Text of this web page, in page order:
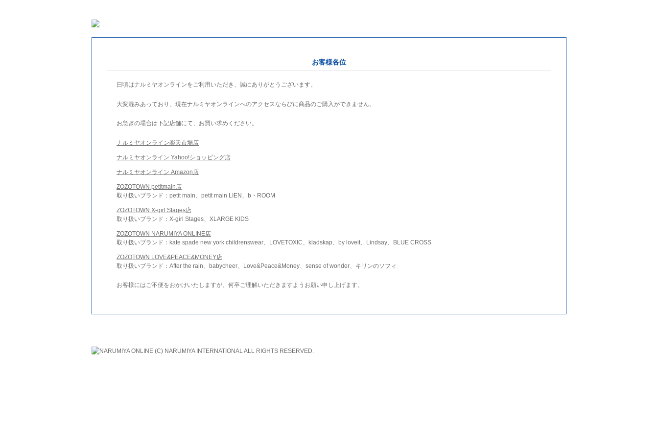
お客様各位
日頃はナルミヤオンラインをご利用いただき、誠にありがとうございます。
大変混みあっており、現在ナルミヤオンラインへのアクセスならびに商品のご購入ができません。
お急ぎの場合は下記店舗にて、お買い求めください。
ナルミヤオンライン楽天市場店
ナルミヤオンライン Yahoo!ショッピング店
ナルミヤオンライン Amazon店
ZOZOTOWN petitmain店
取り扱いブランド：petit main、petit main LIEN、b・ROOM
ZOZOTOWN X-girl Stages店
取り扱いブランド：X-girl Stages、XLARGE KIDS
ZOZOTOWN NARUMIYA ONLINE店
取り扱いブランド：kate spade new york childrenswear、LOVETOXIC、kladskap、by loveit、Lindsay、BLUE CROSS
ZOZOTOWN LOVE&PEACE&MONEY店
取り扱いブランド：After the rain、babycheer、Love&Peace&Money、sense of wonder、キリンのソフィ
お客様にはご不便をおかけいたしますが、何卒ご理解いただきますようお願い申し上げます。